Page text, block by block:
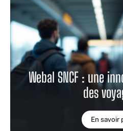
Webal SNCF : une
des
En savoir